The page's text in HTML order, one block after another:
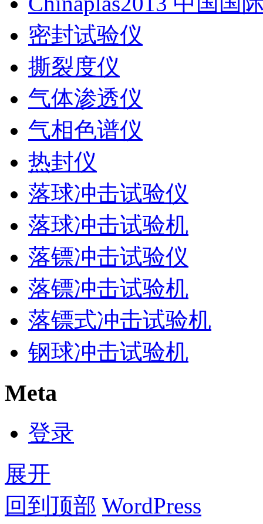
密封试验仪
撕裂度仪
气体渗透仪
气相色谱仪
热封仪
落球冲击试验仪
落球冲击试验机
落镖冲击试验仪
落镖冲击试验机
落镖式冲击试验机
钢球冲击试验机
Meta
登录
展开
回到顶部 WordPress